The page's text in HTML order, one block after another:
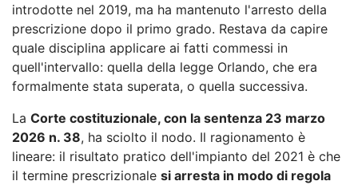
introdotte nel 2019, ma ha mantenuto l'arresto della
prescrizione dopo il primo grado. Restava da capire
quale disciplina applicare ai fatti commessi in
quell'intervallo: quella della legge Orlando, che era
formalmente stata superata, o quella successiva.
La Corte costituzionale, con la sentenza 23 marzo
2026 n. 38, ha sciolto il nodo. Il ragionamento è
lineare: il risultato pratico dell'impianto del 2021 è che
il termine prescrizionale si arresta in modo di regola